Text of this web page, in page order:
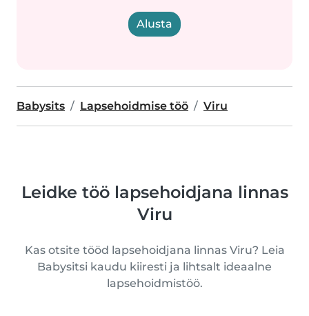
Alusta
Babysits Lapsehoidmise töö Viru
Leidke töö lapsehoidjana linnas
Viru
Kas otsite tööd lapsehoidjana linnas Viru? Leia
Babysitsi kaudu kiiresti ja lihtsalt ideaalne
lapsehoidmistöö.